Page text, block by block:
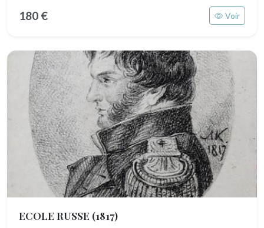
180 € Voir
ECOLE RUSSE (1817)